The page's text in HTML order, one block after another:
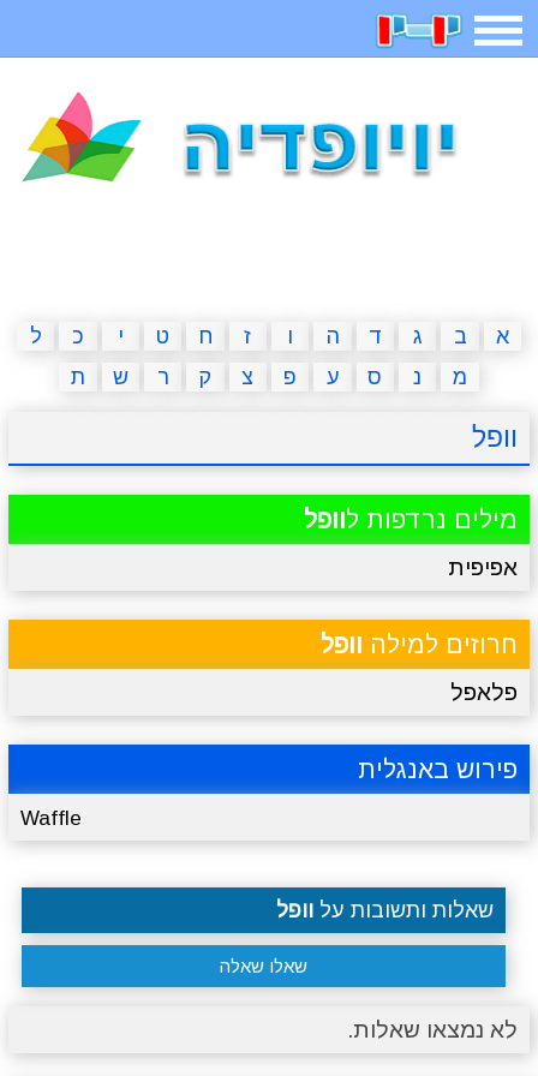
תפריט
איש תלוי מדריכים פוקימון גו מצא הבדלים
יצירה משחקי בנות אשליות חדשות
א ב ג ד ה ו ז ח ט י כ
ל
מ
נ ס ע פ צ ק ר ש ת
וופל
מילים נרדפות לוופל
אפיפית
חרוזים למילה וופל
פלאפל
פירוש באנגלית
Waffle
שאלות ותשובות על וופל
שאלו שאלה
לא נמצאו שאלות.